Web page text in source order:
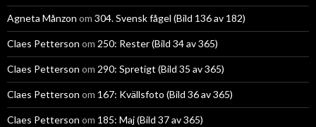
Agneta Månzon om 304. Svensk fågel (Bild 136 av 182)
Claes Petterson om 250: Rester (Bild 34 av 365)
Claes Petterson om 290: Spretigt (Bild 35 av 365)
Claes Petterson om 167: Kvällsfoto (Bild 36 av 365)
Claes Petterson om 185: Maj (Bild 37 av 365)